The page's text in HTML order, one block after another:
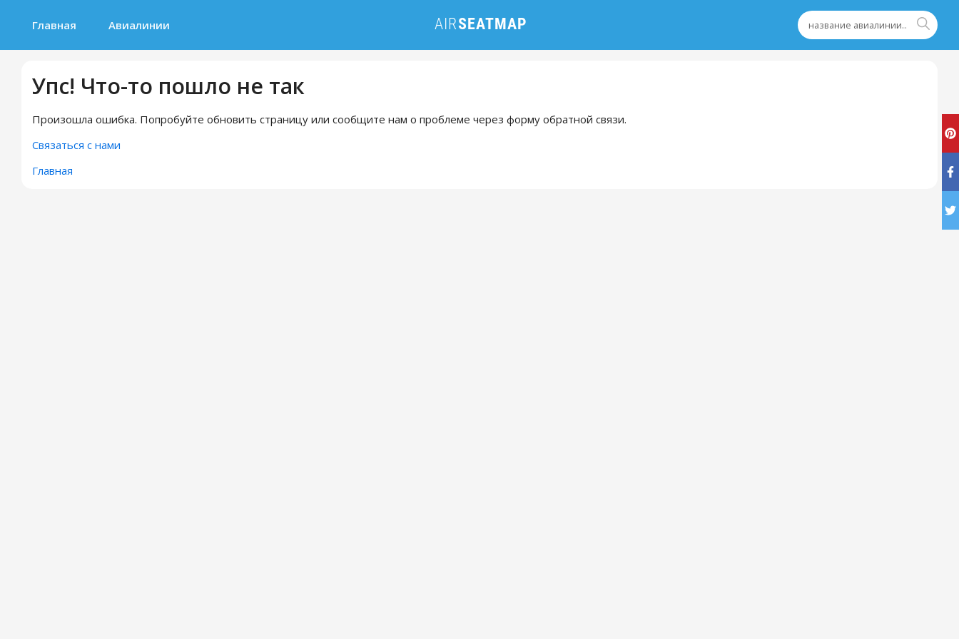
Главная Авиалинии
Упс! Что-то пошло не так
Произошла ошибка. Попробуйте обновить страницу или сообщите нам о проблеме через форму обратной связи.
Связаться с нами
Главная